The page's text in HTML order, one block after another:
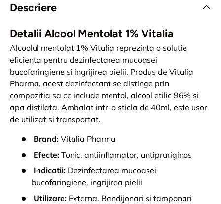
Descriere
Detalii Alcool Mentolat 1% Vitalia
Alcoolul mentolat 1% Vitalia reprezinta o solutie
eficienta pentru dezinfectarea mucoasei
bucofaringiene si ingrijirea pielii. Produs de Vitalia
Pharma, acest dezinfectant se distinge prin
compozitia sa ce include mentol, alcool etilic 96% si
apa distilata. Ambalat intr-o sticla de 40ml, este usor
de utilizat si transportat.
Brand: Vitalia Pharma
Efecte: Tonic, antiinflamator, antipruriginos
Indicatii: Dezinfectarea mucoasei
bucofaringiene, ingrijirea pielii
Utilizare: Externa. Bandijonari si tamponari